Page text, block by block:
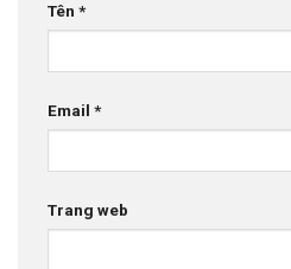
Tên *
Email *
Trang web